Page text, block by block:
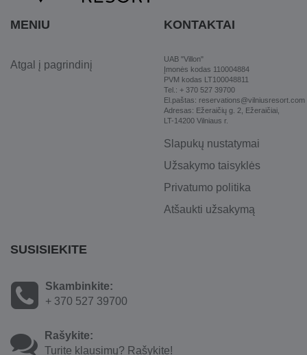
MENIU
Atgal į pagrindinį
KONTAKTAI
UAB "Villon"
Įmonės kodas 110004884
PVM kodas LT100048811
Tel.: + 370 527 39700
El.paštas: reservations@vilniusresort.com
Adresas: Ežeraičių g. 2, Ežeraičiai,
LT-14200 Vilniaus r.
Slapukų nustatymai
Užsakymo taisyklės
Privatumo politika
Atšaukti užsakymą
SUSISIEKITE
Skambinkite:
+ 370 527 39700
Rašykite:
Turite klausimų? Rašykite!